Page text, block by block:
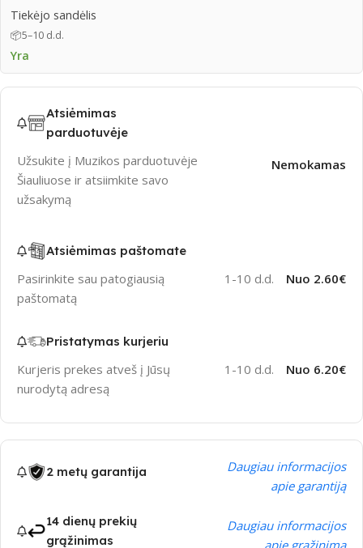
Tiekėjo sandėlis
📦5–10 d.d.
Yra
Atsiėmimas
parduotuvėje
Užsukite į Muzikos parduotuvėje
Šiauliuose ir atsiimkite savo
užsakymą
Nemokamas
Atsiėmimas paštomate
Pasirinkite sau patogiausią
paštomatą
1-10 d.d. Nuo 2.60€
Pristatymas kurjeriu
Kurjeris prekes atveš į Jūsų
nurodytą adresą
1-10 d.d. Nuo 6.20€
2 metų garantija
Daugiau informacijos
apie garantiją
14 dienų prekių
grąžinimas
Daugiau informacijos
apie grąžinimą